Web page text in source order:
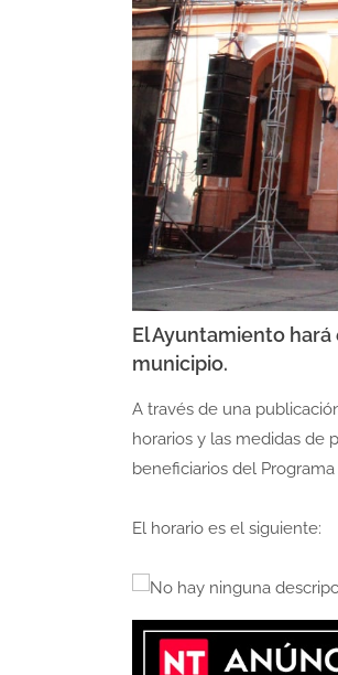
El Ayuntamiento
municipio.
A través de una
horarios y las medidas de
beneficiarios del
El horario es el siguiente: